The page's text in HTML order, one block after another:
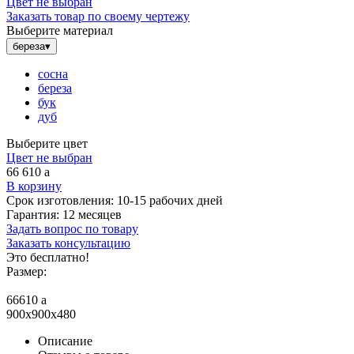
Заказать товар по своему чертежу
Выберите материал
береза▾
сосна
береза
бук
дуб
Выберите цвет
Цвет не выбран
66 610 a
В корзину
Срок изготовления: 10-15 рабочих дней
Гарантия: 12 месяцев
Задать вопрос по товару
Заказать консультацию
Это бесплатно!
Размер:
66610 a
900x900x480
Описание